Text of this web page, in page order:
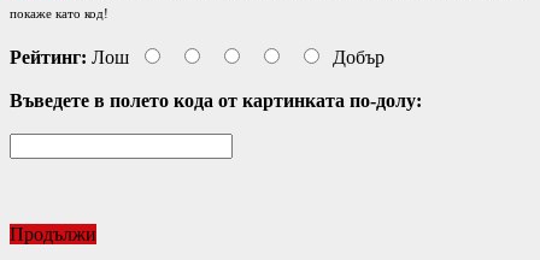
покаже като код!
Рейтинг: Лош Добър
Въведете в полето кода от картинката по-долу:
Продължи